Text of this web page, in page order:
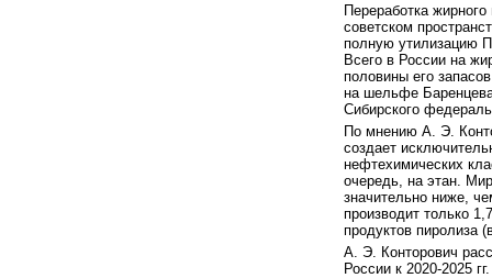
Переработка
советском
полную утилизацию
Всего в России на
половины его
на шельфе
Сибирского
По мнению А. Э.
создает
нефтехимических
очередь, на этан.
значительно ниже,
производит только
продуктов пиролиза
А. Э. Конторович
России к 2020-2025